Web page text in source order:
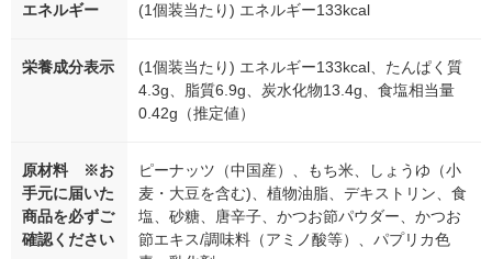
エネルギー (1個装当たり) エネルギー133kcal
栄養成分表示
(1個装当たり) エネルギー133kcal、たんぱく質
4.3g、脂質6.9g、炭水化物13.4g、食塩相当量
0.42g（推定値）
原材料 ※お
手元に届いた
商品を必ずご
確認ください
ピーナッツ（中国産）、もち米、しょうゆ（小
麦・大豆を含む)、植物油脂、デキストリン、食
塩、砂糖、唐辛子、かつお節パウダー、かつお
節エキス/調味料（アミノ酸等）、パプリカ色